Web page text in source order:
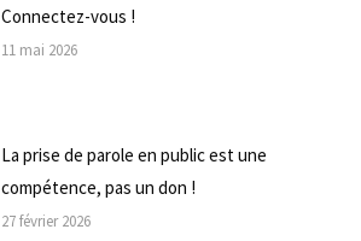
Connectez-vous !
11 mai 2026
La prise de parole en public est une
compétence, pas un don !
27 février 2026